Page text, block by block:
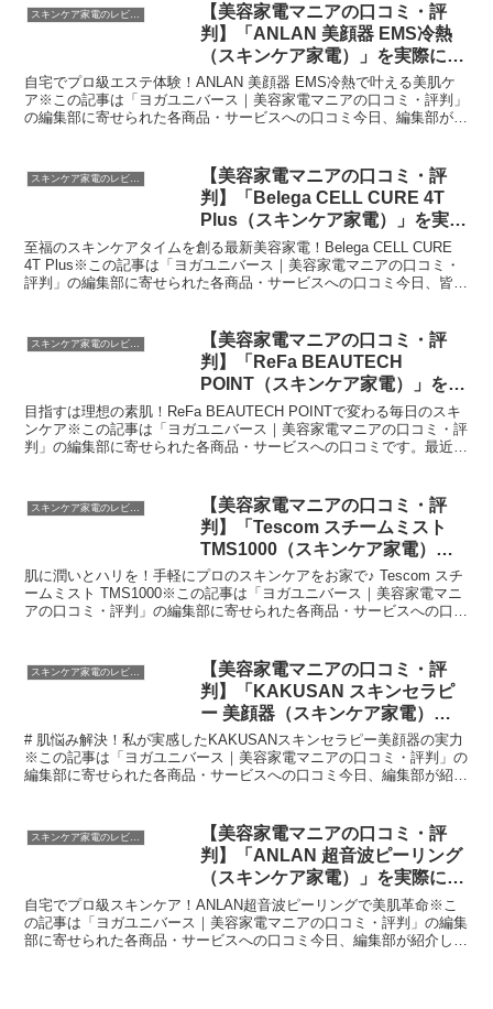
【美容家電マニアの口コミ・評
判】「ANLAN 美顔器 EMS冷熱
（スキンケア家電）」を実際に使
ってみた正直感想
自宅でプロ級エステ体験！ANLAN 美顔器 EMS冷熱で叶える美肌ケ
ア※この記事は「ヨガユニバース｜美容家電マニアの口コミ・評判」
の編集部に寄せられた各商品・サービスへの口コミ今日、編集部が紹
スキンケア家電のレビュー
【美容家電マニアの口コミ・評
判】「Belega CELL CURE 4T
Plus（スキンケア家電）」を実際
に使ってみた正直感想
至福のスキンケアタイムを創る最新美容家電！Belega CELL CURE
4T Plus※この記事は「ヨガユニバース｜美容家電マニアの口コミ・
評判」の編集部に寄せられた各商品・サービスへの口コミ今日、皆さ
【美容家電マニアの口コミ・評
判】「ReFa BEAUTECH
POINT（スキンケア家電）」を実
際に使ってみた正直感想
目指すは理想の素肌！ReFa BEAUTECH POINTで変わる毎日のスキ
ンケア※この記事は「ヨガユニバース｜美容家電マニアの口コミ・評
判」の編集部に寄せられた各商品・サービスへの口コミです。最近、
【美容家電マニアの口コミ・評
判】「Tescom スチームミスト
TMS1000（スキンケア家電）」
を実際に使ってみた正直感想
肌に潤いとハリを！手軽にプロのスキンケアをお家で♪ Tescom スチ
ームミスト TMS1000※この記事は「ヨガユニバース｜美容家電マニ
アの口コミ・評判」の編集部に寄せられた各商品・サービスへの口コ
スキンケア家電のレビュー
【美容家電マニアの口コミ・評
判】「KAKUSAN スキンセラピ
ー 美顔器（スキンケア家電）」
を実際に使ってみた正直感想
# 肌悩み解決！私が実感したKAKUSANスキンセラピー美顔器の実力
※この記事は「ヨガユニバース｜美容家電マニアの口コミ・評判」の
編集部に寄せられた各商品・サービスへの口コミ今日、編集部が紹介
【美容家電マニアの口コミ・評
判】「ANLAN 超音波ピーリング
（スキンケア家電）」を実際に使
ってみた正直感想
自宅でプロ級スキンケア！ANLAN超音波ピーリングで美肌革命※こ
の記事は「ヨガユニバース｜美容家電マニアの口コミ・評判」の編集
部に寄せられた各商品・サービスへの口コミ今日、編集部が紹介した